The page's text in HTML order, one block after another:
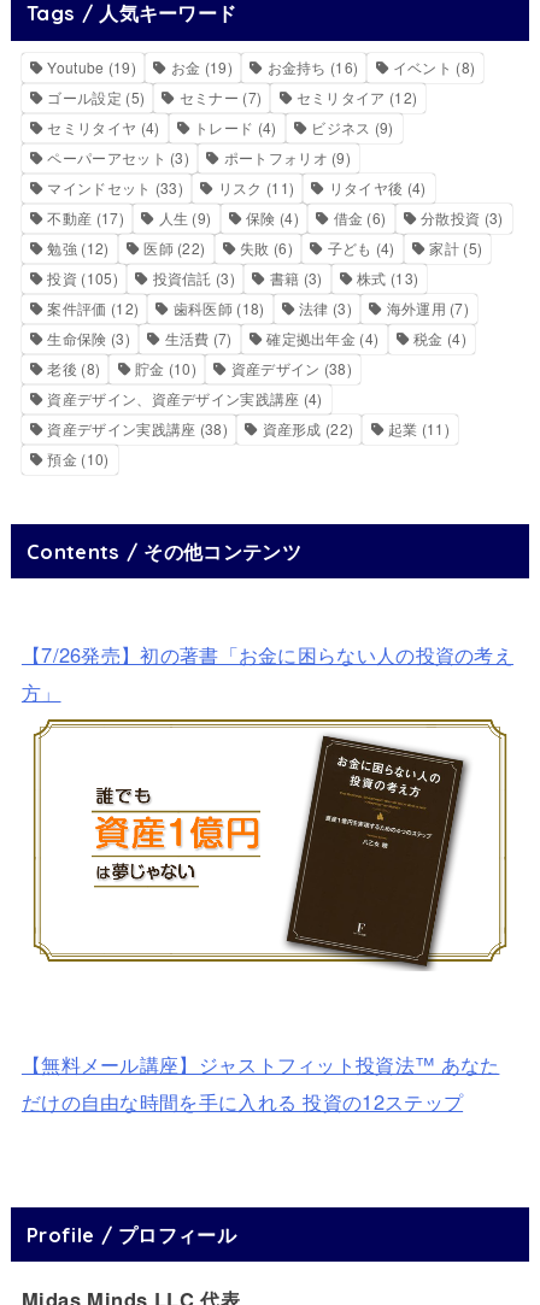
Tags / 人気キーワード
Youtube (19) お金 (19) お金持ち (16) イベント (8)
ゴール設定 (5) セミナー (7) セミリタイア (12)
セミリタイヤ (4) トレード (4) ビジネス (9)
ペーパーアセット (3) ポートフォリオ (9)
マインドセット (33) リスク (11) リタイヤ後 (4)
不動産 (17) 人生 (9) 保険 (4) 借金 (6) 分散投資 (3)
勉強 (12) 医師(22) 失敗 (6) 子ども (4) 家計(5)
投資 (105) 投資信託 (3) 書籍 (3) 株式 (13)
案件評価 (12) 歯科医師 (18) 法律 (3) 海外運用 (7)
生命保険 (3) 生活費 (7) 確定拠出年金 (4) 税金 (4)
老後 (8) 貯金 (10) 資産デザイン (38)
資産デザイン、資産デザイン実践講座 (4)
資産デザイン実践講座 (38) 資産形成 (22) 起業 (11)
預金 (10)
Contents / その他コンテンツ
【7/26発売】初の著書「お金に困らない人の投資の考え
方」
【無料メール講座】ジャストフィット投資法™ あなた
だけの自由な時間を手に入れる 投資の12ステップ
Profile / プロフィール
Midas Minds LLC 代表